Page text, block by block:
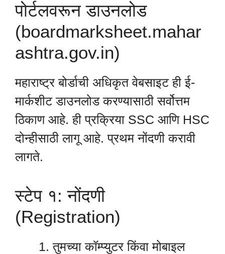
पोर्टलवरून डाउनलोड
(boardmarksheet.mahar
ashtra.gov.in)
महाराष्ट्र बोर्डाची अधिकृत वेबसाइट ही ई-
मार्कशीट डाउनलोड करण्यासाठी सर्वोत्तम
ठिकाण आहे. ही प्रक्रिया SSC आणि HSC
दोन्हीसाठी लागू आहे. प्रथम नोंदणी करावी
लागते.
स्टेप १: नोंदणी
(Registration)
तुमच्या कॉम्प्युटर किंवा मोबाइल